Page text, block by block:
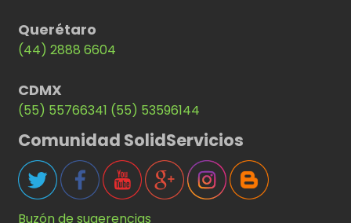
Querétaro
(44) 2888 6604
CDMX
(55) 55766341 (55) 53596144
Comunidad SolidServicios
Buzón de sugerencias